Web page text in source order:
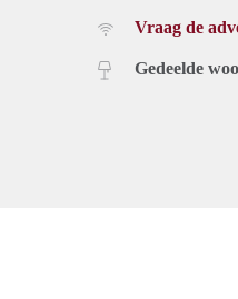
Vraag de
Gedeelde